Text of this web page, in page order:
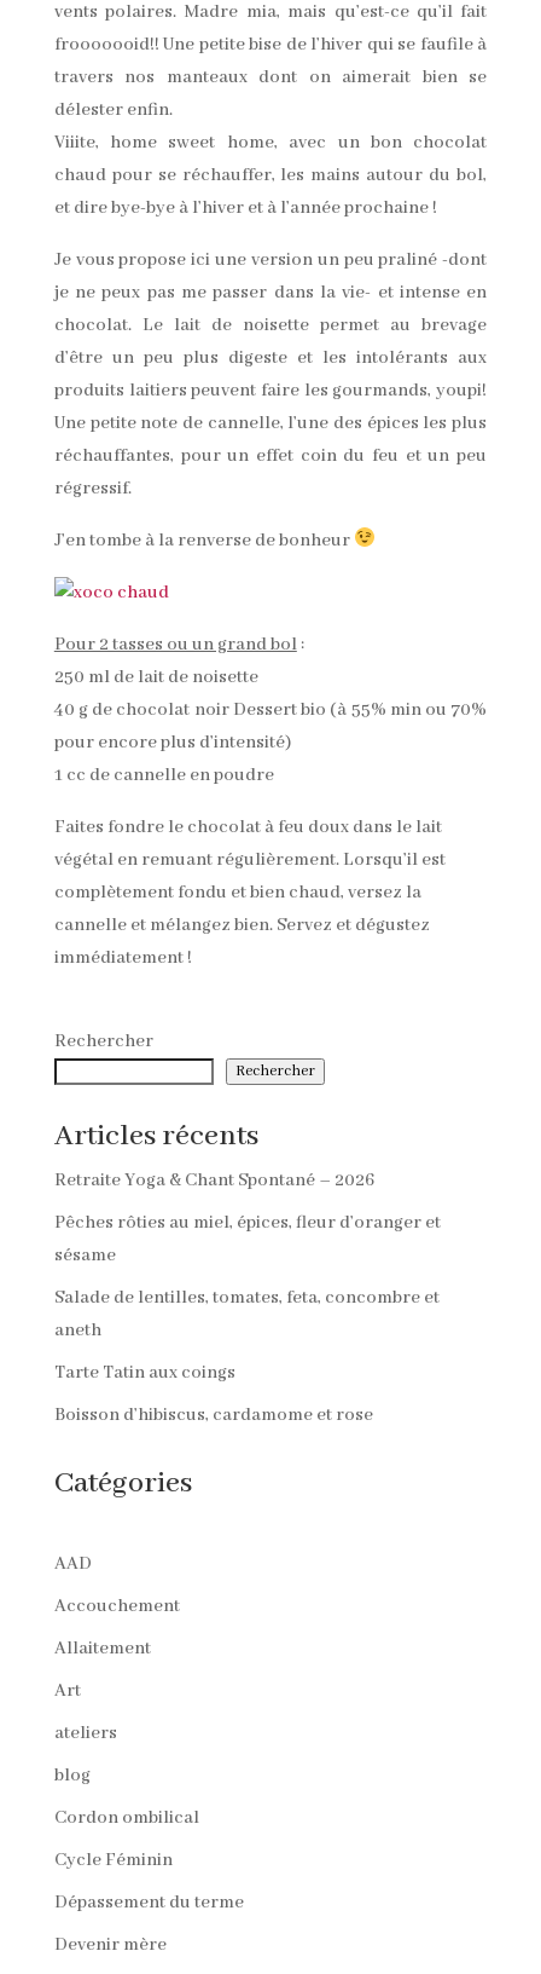
vents polaires. Madre mia, mais qu’est-ce qu’il fait
frooooooid!! Une petite bise de l’hiver qui se faufile à
travers nos manteaux dont on aimerait bien se
délester enfin.
Viiite, home sweet home, avec un bon chocolat
chaud pour se réchauffer, les mains autour du bol,
et dire bye-bye à l’hiver et à l’année prochaine !
Je vous propose ici une version un peu praliné -dont
je ne peux pas me passer dans la vie- et intense en
chocolat. Le lait de noisette permet au brevage
d’être un peu plus digeste et les intolérants aux
produits laitiers peuvent faire les gourmands, youpi!
Une petite note de cannelle, l’une des épices les plus
réchauffantes, pour un effet coin du feu et un peu
régressif.
J’en tombe à la renverse de bonheur
Pour 2 tasses ou un grand bol:
250 ml de lait de noisette
40 g de chocolat noir Dessert bio (à 55% min ou 70%
pour encore plus d’intensité)
1 cc de cannelle en poudre
Faites fondre le chocolat à feu doux dans le lait
végétal en remuant régulièrement. Lorsqu’il est
complètement fondu et bien chaud, versez la
cannelle et mélangez bien. Servez et dégustez
immédiatement !
Rechercher
Rechercher
Articles récents
Retraite Yoga & Chant Spontané – 2026
Pêches rôties au miel, épices, fleur d’oranger et
sésame
Salade de lentilles, tomates, feta, concombre et
aneth
Tarte Tatin aux coings
Boisson d’hibiscus, cardamome et rose
Catégories
AAD
Accouchement
Allaitement
Art
ateliers
blog
Cordon ombilical
Cycle Féminin
Dépassement du terme
Devenir mère